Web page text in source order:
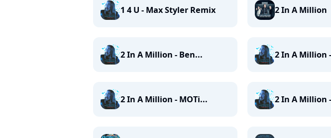
1 4 U - Max Styler Remix 2 In A Million
2 In A Million - Ben... 2 In A Million -
2 In A Million - MOTi... 2 In A Million